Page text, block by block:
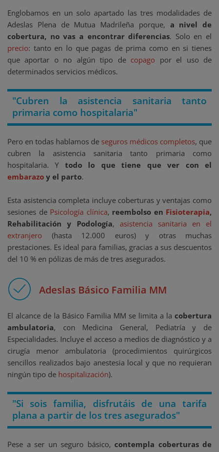
Englobamos en un solo apartado las tres modalidades de
Adeslas Plena de Mutua Madrileña porque, a nivel de
cobertura, no vas a encontrar diferencias. Solo en el
precio: tanto en lo que pagas de prima como en si tienes
que aportar o no algún tipo de copago por el uso de
determinados servicios médicos.
"Cubren la asistencia sanitaria tanto
primaria como hospitalaria"
Pero en todas hablamos de seguros médicos completos, que
cubren la asistencia sanitaria tanto primaria como
hospitalaria. Y todo lo que tiene que ver con el
embarazo y el parto.
Esta asistencia completa incluye coberturas y ventajas como
sesiones de Psicología clínica, reembolso en Fisioterapia,
Rehabilitación y Podología, asistencia sanitaria en el
extranjero (hasta 12.000 euros) y otras muchas
prestaciones. Es ideal para familias, gracias a sus descuentos
del 10 % en pólizas de más de tres asegurados.
Adeslas Básico Familia MM
El alcance de la Básico Familia MM se limita a la cobertura
ambulatoria, con Medicina General, Pediatría y de
Especialidades. Incluye el acceso a medios de diagnóstico y a
cirugía menor ambulatoria (procedimientos quirúrgicos
sencillos realizados bajo anestesia local y que no requieran
ningún tipo de hospitalización).
"Si sois familia, disfrutáis de una tarifa
plana a partir de los tres asegurados"
Pese a ser un seguro básico, contempla coberturas de